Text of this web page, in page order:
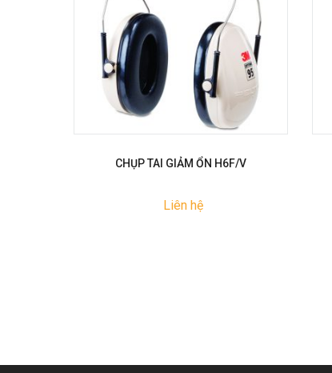
CHỤP TAI GIẢM ỔN H6F/V
Liên hệ